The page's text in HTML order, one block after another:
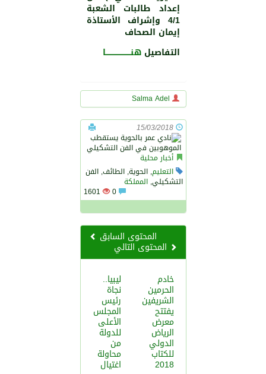
إعداد طالبات الشعبة
4/1 وإشراف اﻷستاذة
إيمان الصحاف
التفاصيلهنـــــــــــــــــــــا
Salma Adel
15/03/2018
أخبار محلية
التعليم, الحوية, الطائف, الفن
التشكيلي,المملكة
0
1601
المحتوى السابق
المحتوى التالي
ليبيا..
نجاة
رئيس
المجلس
الأعلى
للدولة
من
محاولة
اغتيال
خادم
الحرمين
الشريفين
يفتتح
معرض
الرياض
الدولي
للكتاب
2018